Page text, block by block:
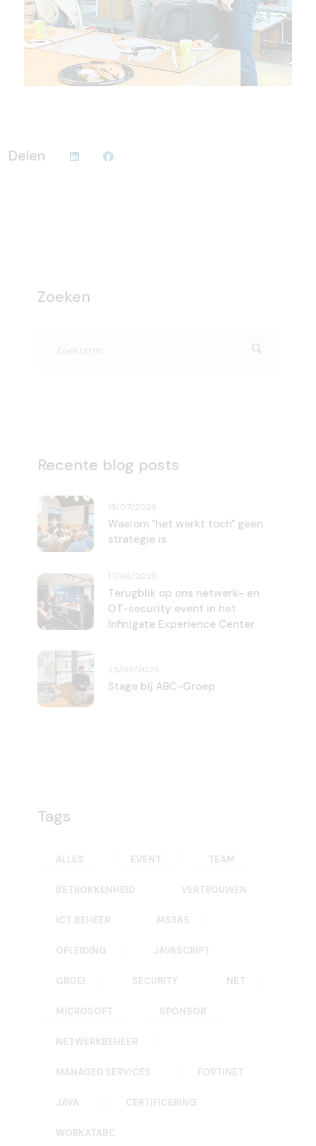
Delen
Zoeken
Recente blog posts
16/07/2026
Waarom "het werkt toch" geen
strategie is
17/06/2026
Terugblik op ons netwerk- en
OT-security event in het
Infinigate Experience Center
25/05/2026
Stage bij ABC-Groep
Tags
ALLES EVENT TEAM
BETROKKENHEID VERTROUWEN
ICT BEHEER MS365
OPLEIDING JAVASCRIPT
GROEI SECURITY .NET
MICROSOFT SPONSOR
NETWERKBEHEER
MANAGED SERVICES FORTINET
JAVA CERTIFICERING
WORKATABC